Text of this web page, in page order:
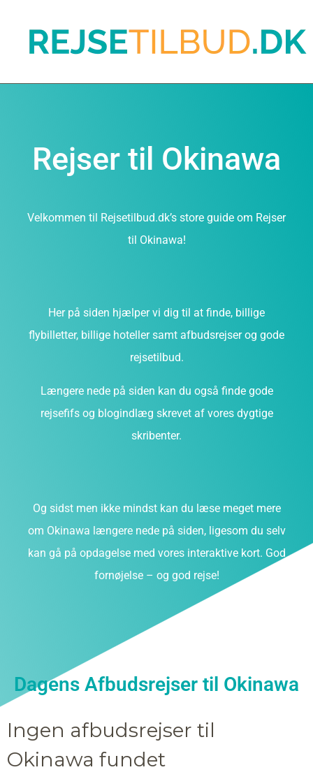
Rejser til Okinawa
Velkommen til Rejsetilbud.dk’s store guide om Rejser
til Okinawa!
Her på siden hjælper vi dig til at finde, billige
flybilletter, billige hoteller samt afbudsrejser og gode
rejsetilbud.
Længere nede på siden kan du også finde gode
rejsefifs og blogindlæg skrevet af vores dygtige
skribenter.
Og sidst men ikke mindst kan du læse meget mere
om Okinawa længere nede på siden, ligesom du selv
kan gå på opdagelse med vores interaktive kort. God
fornøjelse – og god rejse!
Dagens Afbudsrejser til Okinawa
Ingen afbudsrejser til
Okinawa fundet